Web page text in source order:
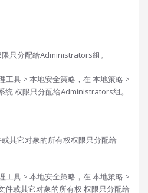
只分配给Administrators组。
工具 > 本地安全策略，在 本地策略 >
统 权限只分配给Administrators组。
其它对象的所有权权限只分配给
工具 > 本地安全策略，在 本地策略 >
件或其它对象的所有权 权限只分配给